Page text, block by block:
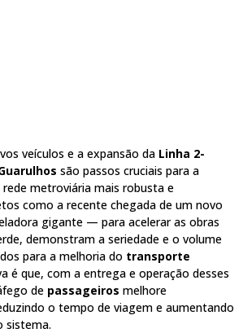
veículos e a expansão da Linha 2-
são passos cruciais para a
metroviária mais robusta e
como a recente chegada de um novo
gigante — para acelerar as obras
demonstram a seriedade e o volume
para a melhoria do transporte
é que, com a entrega e operação desses
de passageiros melhore
o tempo de viagem e aumentando
sistema.